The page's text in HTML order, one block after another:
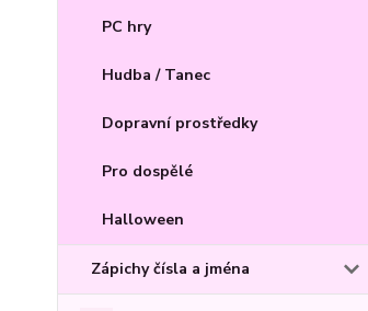
PC hry
Hudba / Tanec
Dopravní prostředky
Pro dospělé
Halloween
Zápichy čísla a jména